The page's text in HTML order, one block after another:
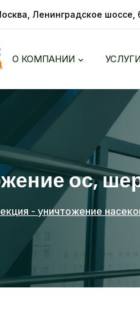
Ленинградское шоссе,
О КОМПАНИИ УСЛУГИ
ос,
- уничтожение